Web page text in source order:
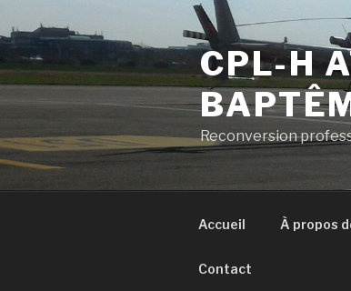
to
content
CPL-H
Reconversion
Accueil À propos
Contact